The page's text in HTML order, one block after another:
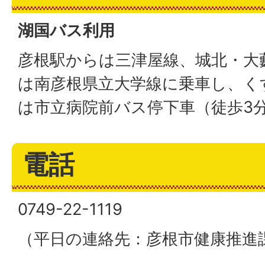
湖国バス利用
彦根駅からは三津屋線、城北・
は南彦根県立大学線に乗車し、
は市立病院前バス停下車（徒歩3
電話
0749-22-1119
（平日の連絡先：彦根市健康推